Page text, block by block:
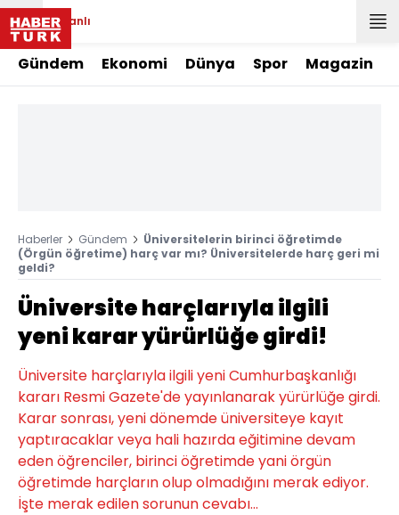
Canlı
Gündem Ekonomi Dünya Spor Magazin
Haberler Gündem
Üniversitelerin birinci öğretimde
(Örgün öğretime) harç var mı? Üniversitelerde harç geri mi
geldi?
Üniversite harçlarıyla ilgili
yeni karar yürürlüğe girdi!
Üniversite harçlarıyla ilgili yeni Cumhurbaşkanlığı
kararı Resmi Gazete'de yayınlanarak yürürlüğe girdi.
Karar sonrası, yeni dönemde üniversiteye kayıt
yaptıracaklar veya hali hazırda eğitimine devam
eden öğrenciler, birinci öğretimde yani örgün
öğretimde harçların olup olmadığını merak ediyor.
İşte merak edilen sorunun cevabı...